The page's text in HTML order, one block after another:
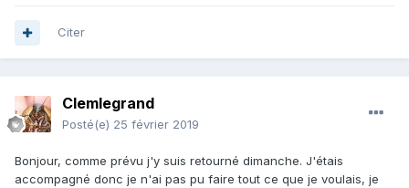
Citer
Clemlegrand
Posté(e) 25 février 2019
Bonjour, comme prévu j'y suis retourné dimanche. J'étais
accompagné donc je n'ai pas pu faire tout ce que je voulais, je